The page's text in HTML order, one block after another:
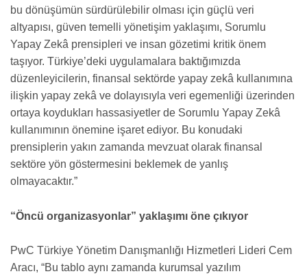
bu dönüşümün sürdürülebilir olması için güçlü veri
altyapısı, güven temelli yönetişim yaklaşımı, Sorumlu
Yapay Zekâ prensipleri ve insan gözetimi kritik önem
taşıyor. Türkiye’deki uygulamalara baktığımızda
düzenleyicilerin, finansal sektörde yapay zekâ kullanımına
ilişkin yapay zekâ ve dolayısıyla veri egemenliği üzerinden
ortaya koydukları hassasiyetler de Sorumlu Yapay Zekâ
kullanımının önemine işaret ediyor. Bu konudaki
prensiplerin yakın zamanda mevzuat olarak finansal
sektöre yön göstermesini beklemek de yanlış
olmayacaktır.”
“Öncü organizasyonlar” yaklaşımı öne çıkıyor
PwC Türkiye Yönetim Danışmanlığı Hizmetleri Lideri Cem
Aracı, “Bu tablo aynı zamanda kurumsal yazılım